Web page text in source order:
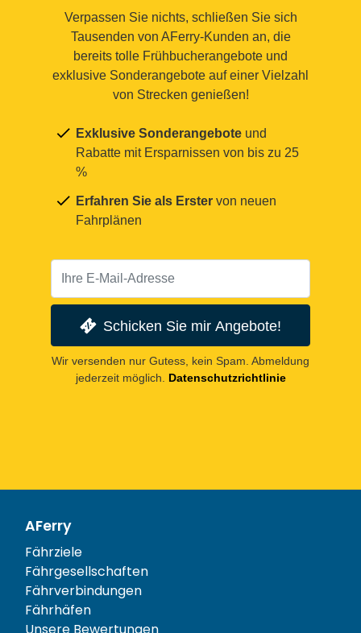
Verpassen Sie nichts, schließen Sie sich
Tausenden von AFerry-Kunden an, die
bereits tolle Frühbucherangebote und
exklusive Sonderangebote auf einer Vielzahl
von Strecken genießen!
Exklusive Sonderangebote und
Rabatte mit Ersparnissen von bis zu 25
%
Erfahren Sie als Erster von neuen
Fahrplänen
Schicken Sie mir Angebote!
Wir versenden nur Gutess, kein Spam. Abmeldung
jederzeit möglich.
Datenschutzrichtlinie
AFerry
Fährziele
Fährgesellschaften
Fährverbindungen
Fährhäfen